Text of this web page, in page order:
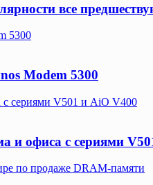
все
5300
Modem 5300
с сериями V501 и AiO V400
и офиса с сериями
по продаже DRAM-памяти